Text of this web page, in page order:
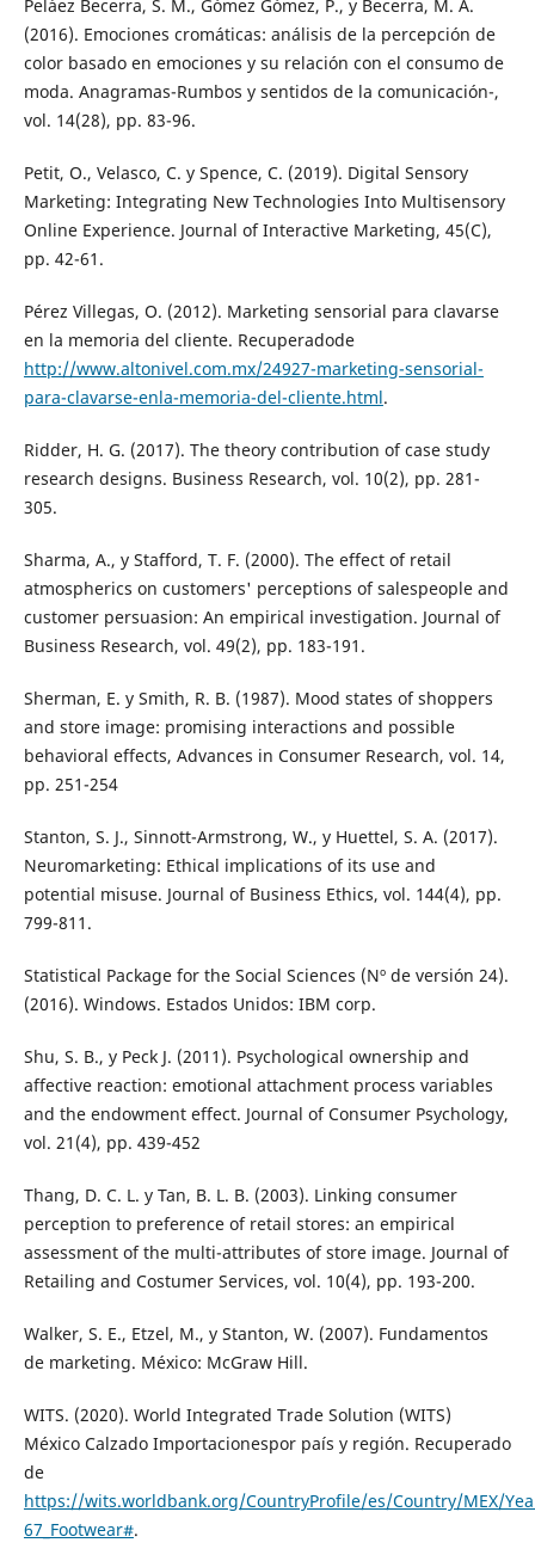
Peláez Becerra, S. M., Gómez Gómez, P., y Becerra, M. A.
(2016). Emociones cromáticas: análisis de la percepción de
color basado en emociones y su relación con el consumo de
moda. Anagramas-Rumbos y sentidos de la comunicación-,
vol. 14(28), pp. 83-96.
Petit, O., Velasco, C. y Spence, C. (2019). Digital Sensory
Marketing: Integrating New Technologies Into Multisensory
Online Experience. Journal of Interactive Marketing, 45(C),
pp. 42-61.
Pérez Villegas, O. (2012). Marketing sensorial para clavarse
en la memoria del cliente. Recuperadode
http://www.altonivel.com.mx/24927-marketing-sensorial-
para-clavarse-enla-memoria-del-cliente.html.
Ridder, H. G. (2017). The theory contribution of case study
research designs. Business Research, vol. 10(2), pp. 281-
305.
Sharma, A., y Stafford, T. F. (2000). The effect of retail
atmospherics on customers' perceptions of salespeople and
customer persuasion: An empirical investigation. Journal of
Business Research, vol. 49(2), pp. 183-191.
Sherman, E. y Smith, R. B. (1987). Mood states of shoppers
and store image: promising interactions and possible
behavioral effects, Advances in Consumer Research, vol. 14,
pp. 251-254
Stanton, S. J., Sinnott-Armstrong, W., y Huettel, S. A. (2017).
Neuromarketing: Ethical implications of its use and
potential misuse. Journal of Business Ethics, vol. 144(4), pp.
799-811.
Statistical Package for the Social Sciences (Nº de versión 24).
(2016). Windows. Estados Unidos: IBM corp.
Shu, S. B., y Peck J. (2011). Psychological ownership and
affective reaction: emotional attachment process variables
and the endowment effect. Journal of Consumer Psychology,
vol. 21(4), pp. 439-452
Thang, D. C. L. y Tan, B. L. B. (2003). Linking consumer
perception to preference of retail stores: an empirical
assessment of the multi-attributes of store image. Journal of
Retailing and Costumer Services, vol. 10(4), pp. 193-200.
Walker, S. E., Etzel, M., y Stanton, W. (2007). Fundamentos
de marketing. México: McGraw Hill.
WITS. (2020). World Integrated Trade Solution (WITS)
México Calzado Importacionespor país y región. Recuperado
de
https://wits.worldbank.org/CountryProfile/es/Country/MEX/
67_Footwear#.